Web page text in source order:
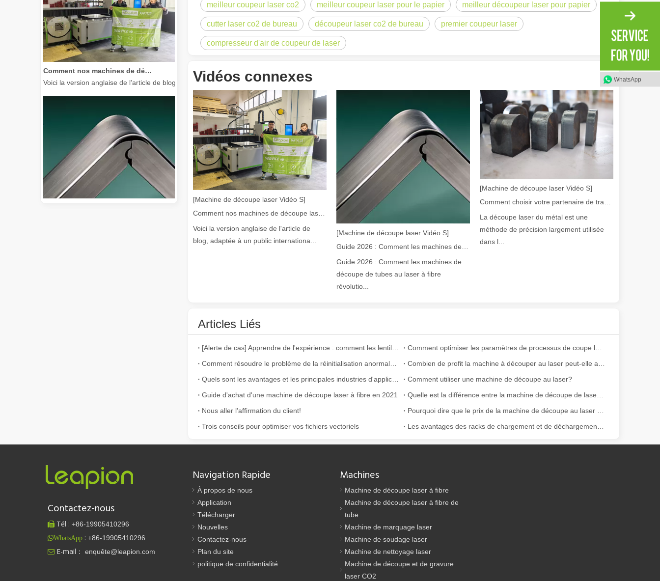
Voici la version anglaise de l'article de blog, adaptée à un public international tout en conservant le ton professionnel et inspirant de l'original. Briller à travers le Pacifique : comment nos machines
Guide 2026 : Comment les machines de découpe de tubes au laser à fibre révolutionnent la fabrication de tuyauxDans le monde en évolution rapide de la fabrication métallique, l'efficacité et la
La découpe laser de tubes est une technologie clé dans une industrie manufacturière en développement rapide. Il peut traiter une variété de tubes métalliques avec une précision et une
La découpe laser du métal est une méthode de précision largement utilisée dans la fabrication du métal. Il peut couper une large gamme de matériaux avec une haute précision et peu de
meilleur coupeur laser co2 meilleur coupeur laser pour le papier meilleur découpeur laser pour papier
cutter laser co2 de bureau découpeur laser co2 de bureau premier coupeur laser
compresseur d'air de coupeur de laser
Vidéos connexes
[Machine de découpe laser Vidéo S]
Voici la version anglaise de l'article de
blog, adaptée à un public internationa...
[Machine de découpe laser Vidéo S]
Guide 2026 : Comment les machines de
découpe de tubes au laser à fibre
révolutio...
[Machine de découpe laser Vidéo S]
Comment choisir votre partenaire de travail : machine de découpe laser
La découpe laser du métal est une
méthode de précision largement utilisée
dans l...
Articles Liés
Comment utiliser une machine de découpe au laser?
Guide d'achat d'une machine de découpe laser à fibre en 2021
Nous aller l'affirmation du client!
Trois conseils pour optimiser vos fichiers vectoriels
Contactez-nous
 Tél : +86-19905410296
WhatsApp : +86-19905410296
 E-mail： enquête@leapion.com
WhatsApp
Navigation Rapide
À propos de nous
Application
Télécharger
Nouvelles
Contactez-nous
Plan du site
politique de confidentialité
Machines
Machine de découpe laser à fibre
Machine de découpe laser à fibre de
tube
Machine de marquage laser
Machine de soudage laser
Machine de nettoyage laser
Machine de découpe et de gravure
laser CO2